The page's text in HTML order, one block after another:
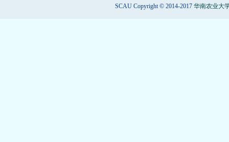
SCAU Copyright © 2014-2017 华南农业大